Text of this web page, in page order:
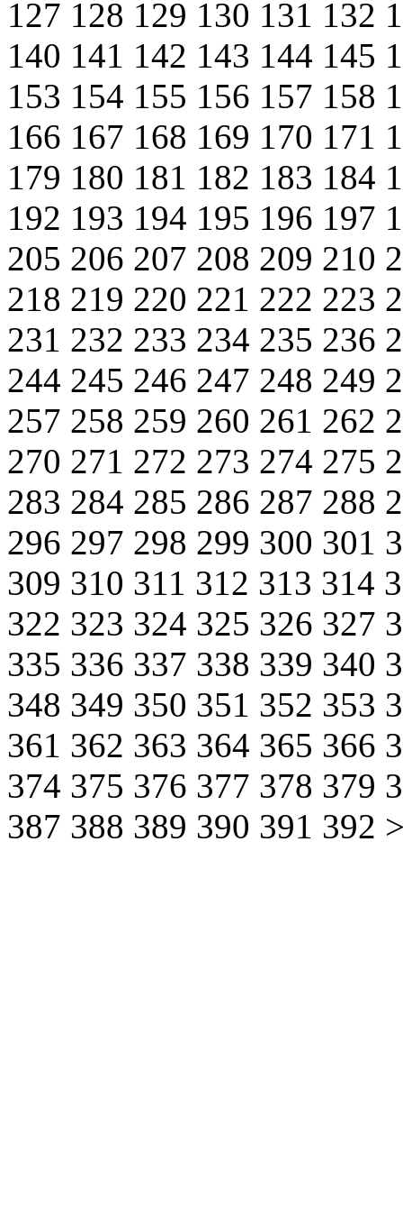
127 128 129 130 131 132
140 141 142 143 144 145
153 154 155 156 157 158
166 167 168 169 170 171
179 180 181 182 183 184
192 193 194 195 196 197
205 206 207 208 209 210
218 219 220 221 222 223
231 232 233 234 235 236
244 245 246 247 248 249
257 258 259 260 261 262
270 271 272 273 274 275
283 284 285 286 287 288
296 297 298 299 300 301
309 310 311 312 313 314
322 323 324 325 326 327
335 336 337 338 339 340
348 349 350 351 352 353
361 362 363 364 365 366
374 375 376 377 378 379
387 388 389 390 391 392